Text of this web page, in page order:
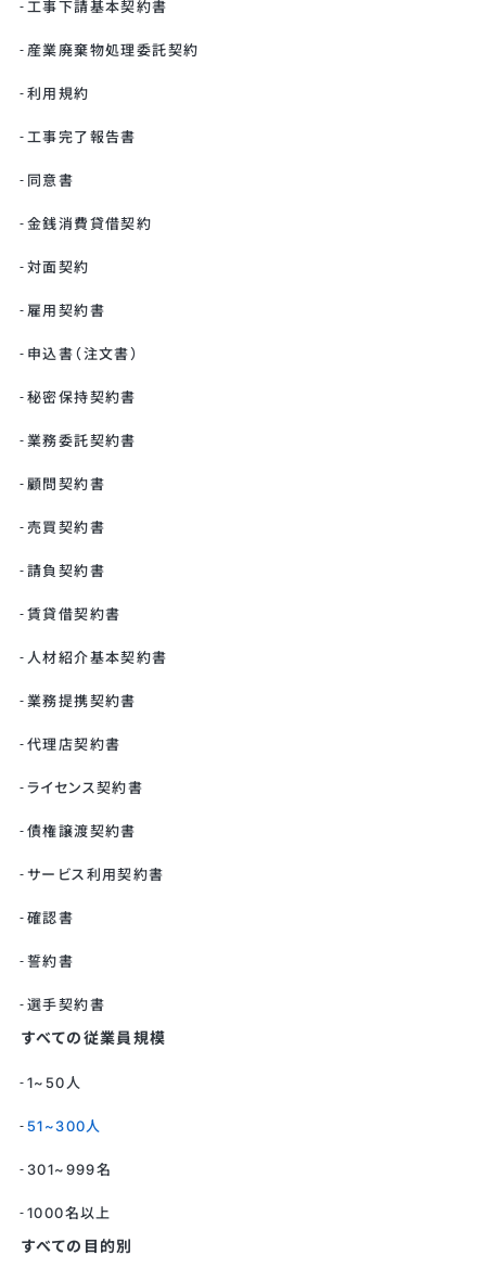
工事下請基本契約書
産業廃棄物処理委託契約
利用規約
工事完了報告書
同意書
金銭消費貸借契約
対面契約
雇用契約書
申込書（注文書）
秘密保持契約書
業務委託契約書
顧問契約書
売買契約書
請負契約書
賃貸借契約書
人材紹介基本契約書
業務提携契約書
代理店契約書
ライセンス契約書
債権譲渡契約書
サービス利用契約書
確認書
誓約書
選手契約書
すべての従業員規模
1~50人
51~300人
301~999名
1000名以上
すべての目的別